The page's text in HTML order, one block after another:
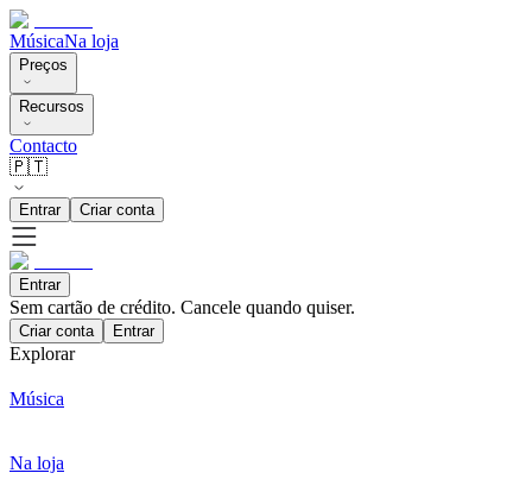
MúsicaNa loja
Preços
Recursos
Contacto
🇵🇹
Entrar Criar conta
Entrar
Sem cartão de crédito. Cancele quando quiser.
Criar conta Entrar
Explorar
Música
Na loja